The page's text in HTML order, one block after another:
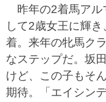
昨年の2着馬アル
して2歳女王に輝
着。来年の牝馬ク
なステップだ。坂
けど、この子もそ
期待。「エイシン